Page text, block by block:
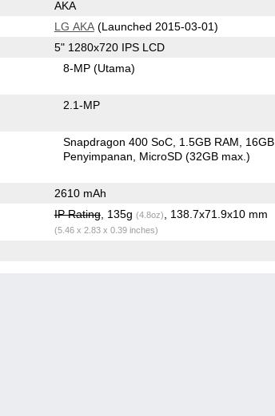
AKA
LG AKA(Launched 2015-03-01)
5" 1280x720 IPS LCD
8-MP(Utama)
2.1-MP
Snapdragon 400 SoC 1.5GB RAM
16GB
Penyimpanan
MicroSD (32GB max.)
2610 mAh
IP Rating, 135g (4.8oz) , 138.7x71.9x10 mm
(5.46 x 2.83 x 0.39 inches)